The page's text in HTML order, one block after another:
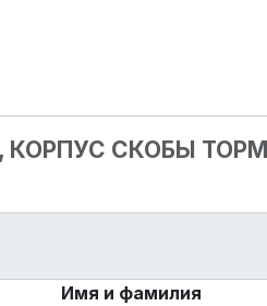
КОРПУС СКОБЫ
Имя и фамилия